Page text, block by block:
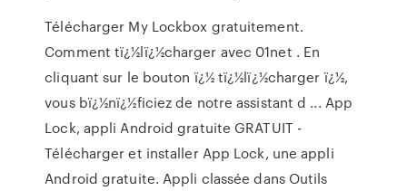
Télécharger My Lockbox gratuitement.
Comment tï¿½lï¿½charger avec 01net . En
cliquant sur le bouton ï¿½ tï¿½lï¿½charger ï¿½,
vous bï¿½nï¿½ficiez de notre assistant d ... App
Lock, appli Android gratuite GRATUIT -
Télécharger et installer App Lock, une appli
Android gratuite. Appli classée dans Outils